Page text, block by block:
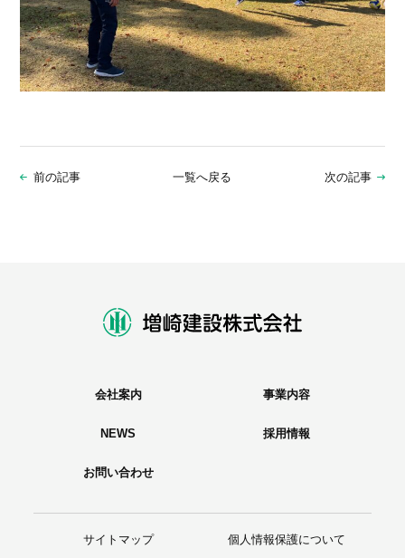
前の記事 一覧へ戻る 次の記事
会社案内 事業内容
NEWS 採用情報
お問い合わせ
サイトマップ 個人情報保護について